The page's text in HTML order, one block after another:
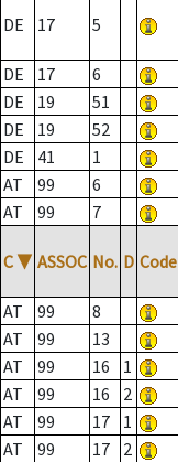
DE 17 5
DE 17 6
DE
19 51
DE
19 52
DE
41 1
AT
99 6
AT
99 7
C ▼ ASSOC No. D Code
AT 99 8
AT
99 13
AT
99 16 1
AT
99 16 2
AT
99 17 1
AT
99 17 2